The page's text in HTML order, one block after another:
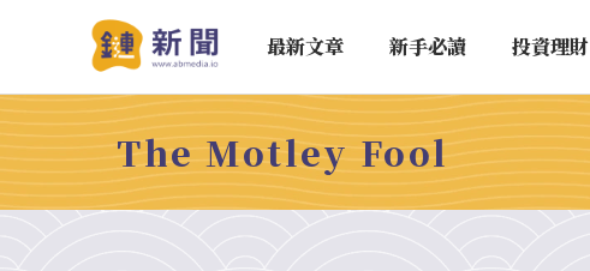
最新文章 新手必讀 投資理財
The Motley Fool